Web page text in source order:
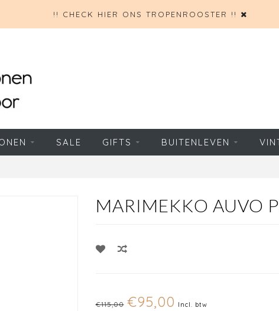
!! CHECK HIER ONS TROPENROOSTER !!
SALE GIFTS BUITENLEVEN
MARIMEKKO AUVO
€115,00 €95,00 Incl. btw